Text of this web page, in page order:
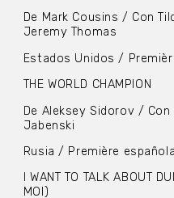
De Mark Cousins / Con
Jeremy Thomas
Estados Unidos /
THE WORLD CHAMPION
De Aleksey Sidorov /
Jabenski
Rusia / Première española
I WANT TO TALK ABOUT
MOI)